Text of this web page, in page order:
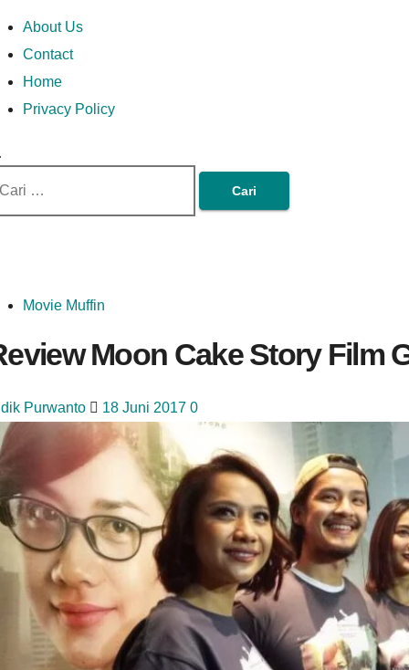
Money In Every
Way
In Every Way
About Us
Contact
Home
Privacy Policy
Movie Muffin
Moon Cake Story Film
Purwanto 18 Juni 2017 0